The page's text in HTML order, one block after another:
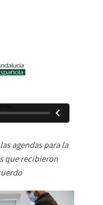
agendas para la
que recibieron